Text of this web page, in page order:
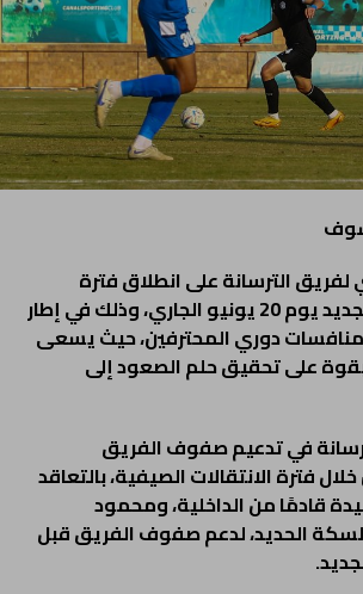
لفريق الترسانة على انطلاق فترة
الإعداد للموسم الجديد يوم 20 يونيو الجاري، وذلك في إطار
دوري المحترفين، حيث يسعى
على تحقيق حلم الصعود إلى
في تدعيم صفوف الفريق
فترة الانتقالات الصيفية، بالتعاقد
قادمًا من الداخلية، ومحمود
الحديد، لدعم صفوف الفريق قبل